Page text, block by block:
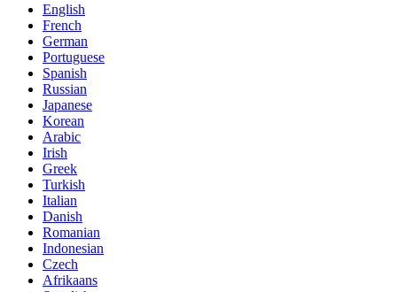
English
French
German
Portuguese
Spanish
Russian
Japanese
Korean
Arabic
Irish
Greek
Turkish
Italian
Danish
Romanian
Indonesian
Czech
Afrikaans